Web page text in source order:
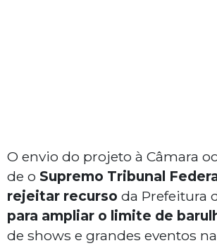
O envio do projeto à Câmara
de o Supremo Tribunal
rejeitar recurso da Prefeitura
para ampliar o limite de
de shows e grandes eventos